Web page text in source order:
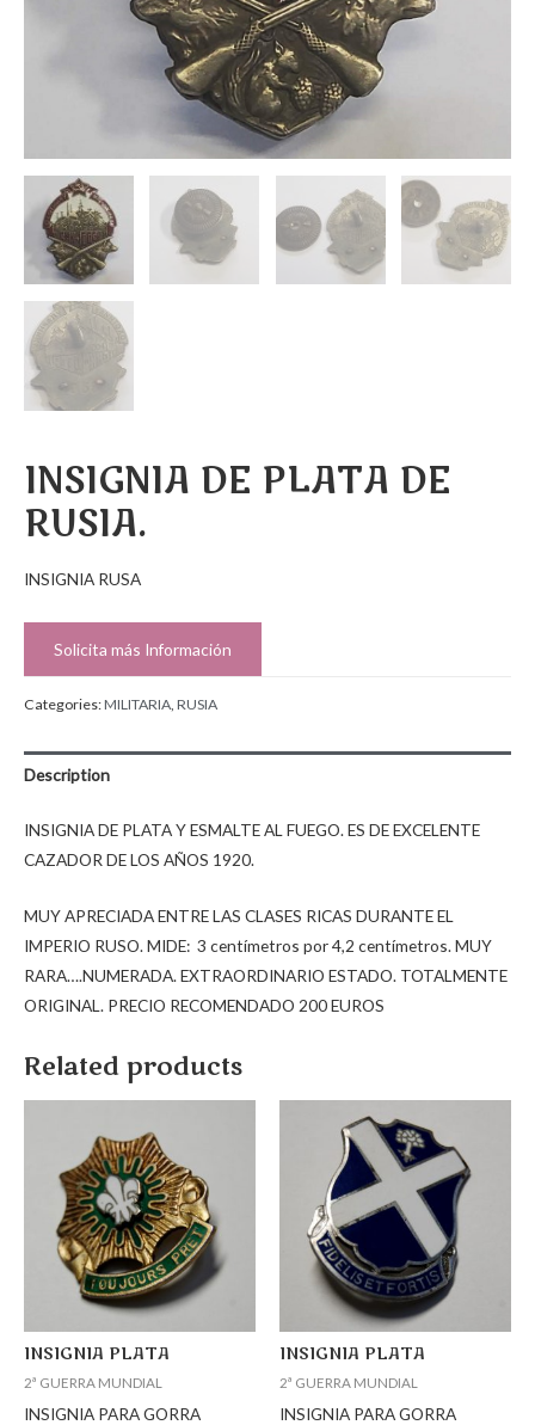
INSIGNIA DE PLATA DE
RUSIA.
INSIGNIA RUSA
Solicita más Información
Categories:MILITARIA, RUSIA
Description
INSIGNIA DE PLATA Y ESMALTE AL FUEGO. ES DE EXCELENTE
CAZADOR DE LOS AÑOS 1920.
MUY APRECIADA ENTRE LAS CLASES RICAS DURANTE EL
IMPERIO RUSO. MIDE: 3 centímetros por 4,2 centímetros. MUY
RARA….NUMERADA. EXTRAORDINARIO ESTADO. TOTALMENTE
ORIGINAL. PRECIO RECOMENDADO 200 EUROS
Related products
INSIGNIA PLATA
2ª GUERRA MUNDIAL
INSIGNIA PARA GORRA
INSIGNIA PLATA
2ª GUERRA MUNDIAL
INSIGNIA PARA GORRA